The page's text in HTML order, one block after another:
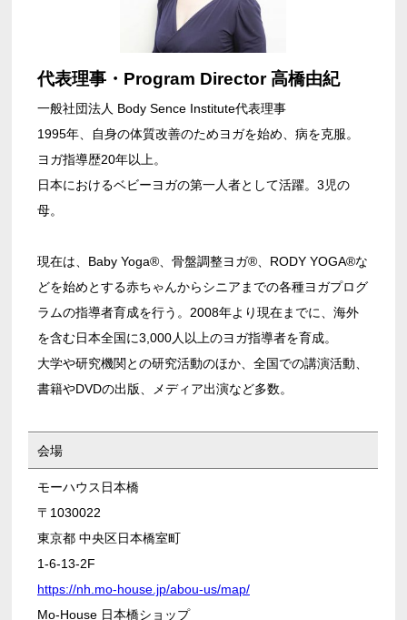
代表理事・Program Director 高橋由紀
一般社団法人 Body Sence Institute代表理事
1995年、自身の体質改善のためヨガを始め、病を克服。
ヨガ指導歴20年以上。
日本におけるベビーヨガの第一人者として活躍。3児の
母。
現在は、Baby Yoga®、骨盤調整ヨガ®、RODY YOGA®な
どを始めとする赤ちゃんからシニアまでの各種ヨガプログ
ラムの指導者育成を行う。2008年より現在までに、海外
を含む日本全国に3,000人以上のヨガ指導者を育成。
大学や研究機関との研究活動のほか、全国での講演活動、
書籍やDVDの出版、メディア出演など多数。
会場
モーハウス日本橋
〒1030022
東京都 中央区日本橋室町
1-6-13-2F
https://nh.mo-house.jp/abou-us/map/
Mo-House 日本橋ショップ